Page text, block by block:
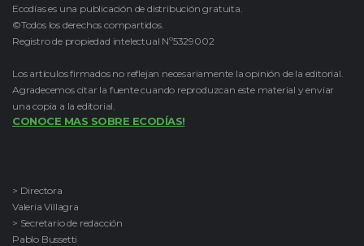
Ecodías es una publicación de distribución gratuita.
©Todos los derechos compartidos.
Registro de propiedad intelectual Nº5329002
Los artículos firmados no reflejan necesariamente la opinión de la editorial.
Agradecemos citar la fuente cuando reproduzcan este material y enviar
una copia a la editorial.
CONOCE MAS SOBRE ECODÍAS!
> Directora
Valeria Villagra
> Secretario de redacción
Pablo Bussetti